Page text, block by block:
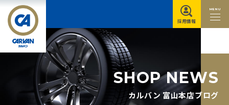
MENU
採用情報
SHOP NEWS
カルバン 富山本店ブログ